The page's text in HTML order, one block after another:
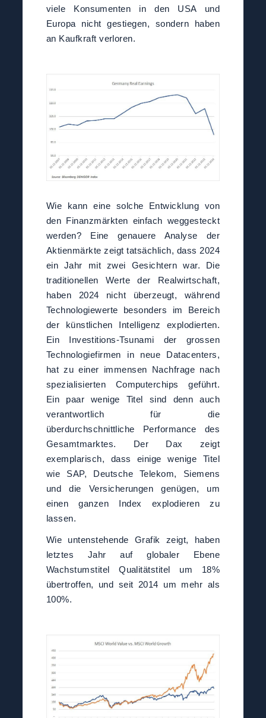
viele Konsumenten in den USA und
Europa nicht gestiegen, sondern haben
an Kaufkraft verloren.
Wie kann eine solche Entwicklung von
den Finanzmärkten einfach weggesteckt
werden? Eine genauere Analyse der
Aktienmärkte zeigt tatsächlich, dass 2024
ein Jahr mit zwei Gesichtern war. Die
traditionellen Werte der Realwirtschaft,
haben 2024 nicht überzeugt, während
Technologiewerte besonders im Bereich
der künstlichen Intelligenz explodierten.
Ein Investitions-Tsunami der grossen
Technologiefirmen in neue Datacenters,
hat zu einer immensen Nachfrage nach
spezialisierten Computerchips geführt.
Ein paar wenige Titel sind denn auch
verantwortlich für die
überdurchschnittliche Performance des
Gesamtmarktes. Der Dax zeigt
exemplarisch, dass einige wenige Titel
wie SAP, Deutsche Telekom, Siemens
und die Versicherungen genügen, um
einen ganzen Index explodieren zu
lassen.
Wie untenstehende Grafik zeigt, haben
letztes Jahr auf globaler Ebene
Wachstumstitel Qualitätstitel um 18%
übertroffen, und seit 2014 um mehr als
100%.